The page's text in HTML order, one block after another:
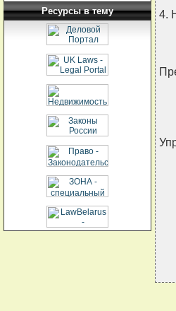
Ресурсы в тему
4.